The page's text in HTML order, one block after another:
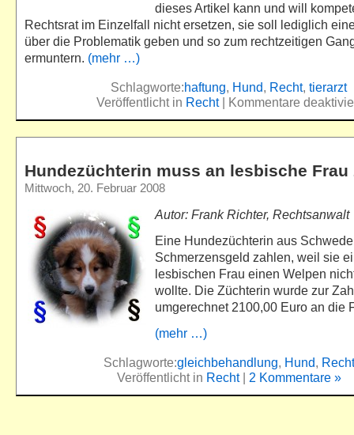
dieses Artikel kann und will
Rechtsrat im Einzelfall nicht ersetzen, sie soll lediglich
über die Problematik geben und so zum rechtzeitigen
ermuntern. (mehr …)
Schlagworte:haftung, Hund, Recht, tierarzt
Veröffentlicht in Recht| Kommentare
Hundezüchterin muss an lesbische Frau
Mittwoch, 20. Februar 2008
Autor: Frank Richter, Rechtsanwalt
Eine Hundezüchterin aus
Schmerzensgeld zahlen, weil sie
lesbischen Frau einen Welpen
wollte. Die Züchterin wurde zur
umgerechnet 2100,00 Euro an die
(mehr …)
Schlagworte:gleichbehandlung, Hund, Recht
Veröffentlicht in Recht| 2 Kommentare »